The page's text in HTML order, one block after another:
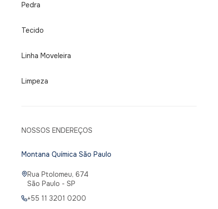
Pedra
Tecido
Linha Moveleira
Limpeza
NOSSOS ENDEREÇOS
Montana Química São Paulo
Rua Ptolomeu, 674
São Paulo - SP
+55 11 3201 0200